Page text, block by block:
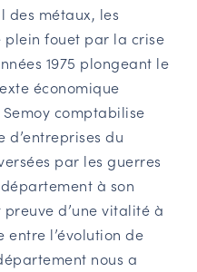
des métaux, les
plein fouet par la crise
1975 plongeant le
économique
comptabilise
d’entreprises du
par les guerres
à son
d’une vitalité à
entre l’évolution de
nous a